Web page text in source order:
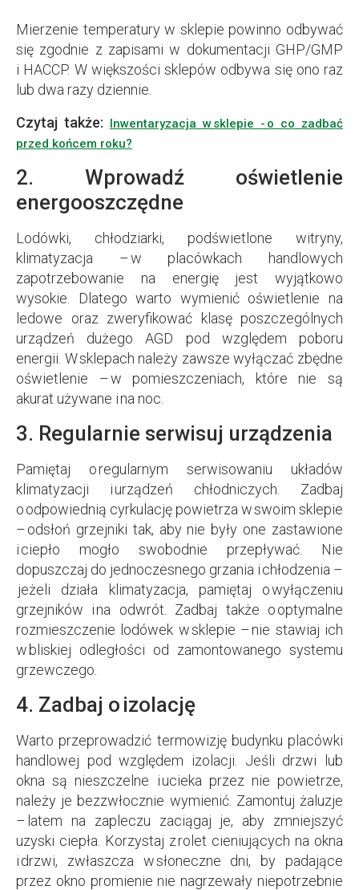
Mierzenie temperatury w sklepie powinno odbywać
się zgodnie z zapisami w dokumentacji GHP/GMP
i HACCP. W większości sklepów odbywa się ono raz
lub dwa razy dziennie.
Czytaj także: Inwentaryzacja w sklepie - o co zadbać
przed końcem roku?
2. Wprowadź oświetlenie
energooszczędne
Lodówki, chłodziarki, podświetlone witryny,
klimatyzacja – w placówkach handlowych
zapotrzebowanie na energię jest wyjątkowo
wysokie. Dlatego warto wymienić oświetlenie na
ledowe oraz zweryfikować klasę poszczególnych
urządzeń dużego AGD pod względem poboru
energii. W sklepach należy zawsze wyłączać zbędne
oświetlenie – w pomieszczeniach, które nie są
akurat używane i na noc.
3. Regularnie serwisuj urządzenia
Pamiętaj o regularnym serwisowaniu układów
klimatyzacji i urządzeń chłodniczych. Zadbaj
o odpowiednią cyrkulację powietrza w swoim sklepie
– odsłoń grzejniki tak, aby nie były one zastawione
i ciepło mogło swobodnie przepływać. Nie
dopuszczaj do jednoczesnego grzania i chłodzenia –
jeżeli działa klimatyzacja, pamiętaj o wyłączeniu
grzejników i na odwrót. Zadbaj także o optymalne
rozmieszczenie lodówek w sklepie – nie stawiaj ich
w bliskiej odległości od zamontowanego systemu
grzewczego.
4. Zadbaj o izolację
Warto przeprowadzić termowizję budynku placówki
handlowej pod względem izolacji. Jeśli drzwi lub
okna są nieszczelne i ucieka przez nie powietrze,
należy je bezzwłocznie wymienić. Zamontuj żaluzje
– latem na zapleczu zaciągaj je, aby zmniejszyć
uzyski ciepła. Korzystaj z rolet cieniujących na okna
i drzwi, zwłaszcza w słoneczne dni, by padające
przez okno promienie nie nagrzewały niepotrzebnie